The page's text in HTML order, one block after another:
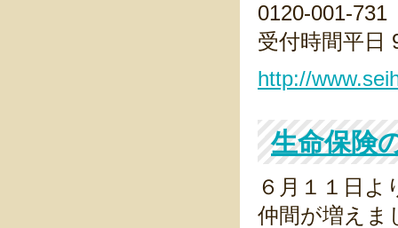
0120-001-731
受付時間平日
http://
生命保険
６月１１日
仲間が増えま